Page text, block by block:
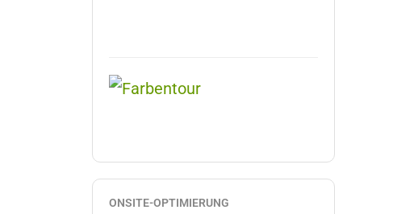
ONSITE-OPTIMIERUNG